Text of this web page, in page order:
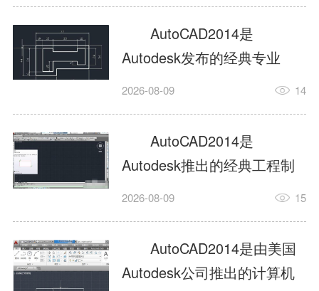
行业工程设计。版本新增图
纸标签页、实景地理地图、
协同设计交流模块，优化命
令行智能纠错与图层批量管
理，支持Win8触屏操作、点
云扫描数据导入，兼容各类
DWG图纸格式，文件互通...
AutoCAD2014是
Autodesk发布的经典专业
CAD制图设计软件，是工程
绘图工具。软件专注精准二
维绘图、图纸编辑、参数化
设计及基础三维建模，广泛
应用于建筑设计、机械制
造、土木工程、室内设计等
多个行业。软件优化绘图流
畅度与文件兼容性，支持参
2026-08-09 14
AutoCAD2014是
Autodesk推出的经典工程制
图设计软件，主打高效精准
建模作业，适配建筑、机
械、市政、室内设计等多行
业场景。软件优化运行机制
2026-08-09 15
AutoCAD2014是由美国
Autodesk公司推出的计算机